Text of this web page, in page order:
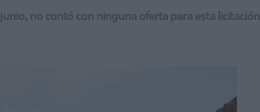
no contó con ninguna oferta para esta licitación